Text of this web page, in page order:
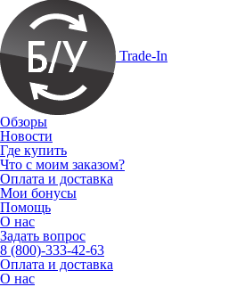
Trade-In
Обзоры
Новости
Где купить
Что с моим заказом?
Оплата и доставка
Мои бонусы
Помощь
О нас
Задать вопрос
8 (800)-333-42-63
Оплата и доставка
О нас